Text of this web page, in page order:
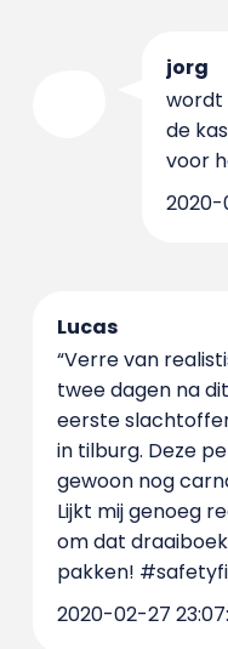
jorg
wordt
de
voor
2020-
Lucas
“Verre van
twee dagen na
eerste
in tilburg. Deze
gewoon nog
Lijkt mij genoeg
om dat
pakken!
2020-02-27